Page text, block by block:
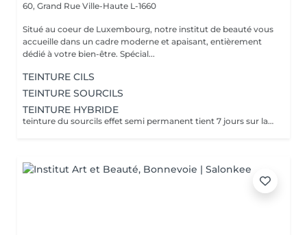
60, Grand Rue Ville-Haute L-1660
Situé au coeur de Luxembourg, notre institut de beauté vous
accueille dans un cadre moderne et apaisant, entièrement
dédié à votre bien-être. Spécial...
TEINTURE CILS
TEINTURE SOURCILS
TEINTURE HYBRIDE
teinture du sourcils effet semi permanent tient 7 jours sur la peau et 4/6 semaines dans le poils